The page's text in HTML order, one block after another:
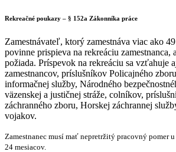
Rekreačné poukazy – § 152a Zákonníka práce
Zamestnávateľ, ktorý zamestnáva viac ako
povinne prispieva na rekreáciu zamestnanca,
požiada. Príspevok na rekreáciu sa vzťahuje
zamestnancov, príslušníkov Policajného
informačnej služby, Národného
väzenskej a justičnej stráže, colníkov,
záchranného zboru, Horskej záchrannej
vojakov.
Zamestnanec musí mať nepretržitý pracovný pomer
24 mesiacov.